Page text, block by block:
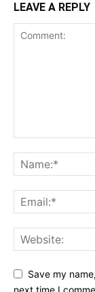
LEAVE A REPLY
Save my
next time I